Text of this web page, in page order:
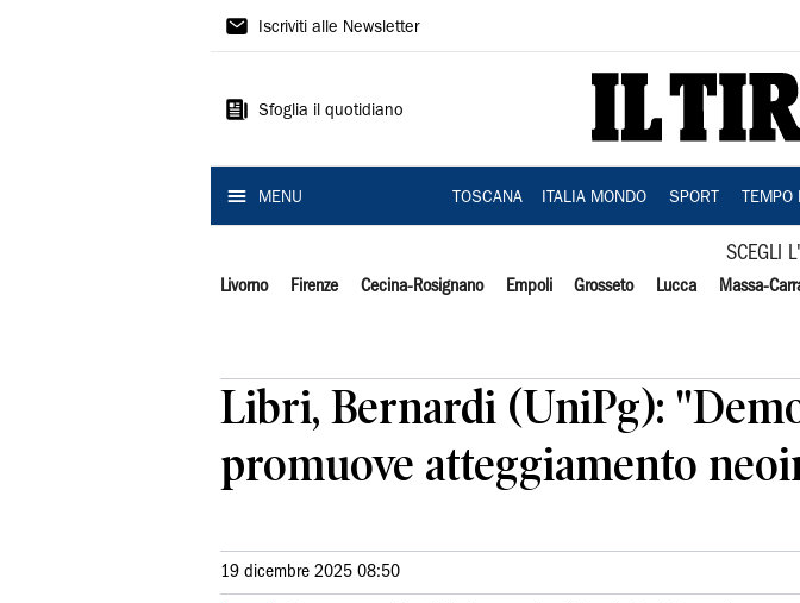
Il
Iscriviti alle Newsletter
Sfoglia il quotidiano
MENU TOSCANA ITALIA MONDO SPORT TEMPO
SCEGLI
Livorno Firenze Cecina-Rosignano Empoli Grosseto Lucca Massa-
Libri, Bernardi (UniPg):
promuove atteggiamento
19 dicembre 2025 08:50